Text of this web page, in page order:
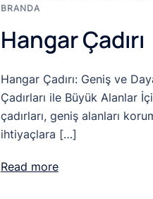
BRANDA
Hangar Çadırı
Hangar Çadırı: Geniş ve
Çadırları ile Büyük Alanlar
çadırları, geniş alanları
ihtiyaçlara […]
Read more